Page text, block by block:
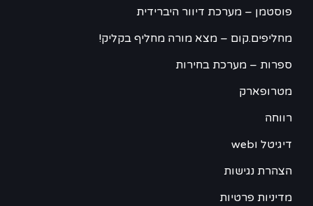
פוסטמן – מערכת דיוור היברידית
מחליפים.קום – מצא מורה מחליף בקליק!
ספרות – מערכת בחירות
מטרופארק
רווחה
דיגיטל וweb
הצהרת נגישות
מדיניות פרטיות